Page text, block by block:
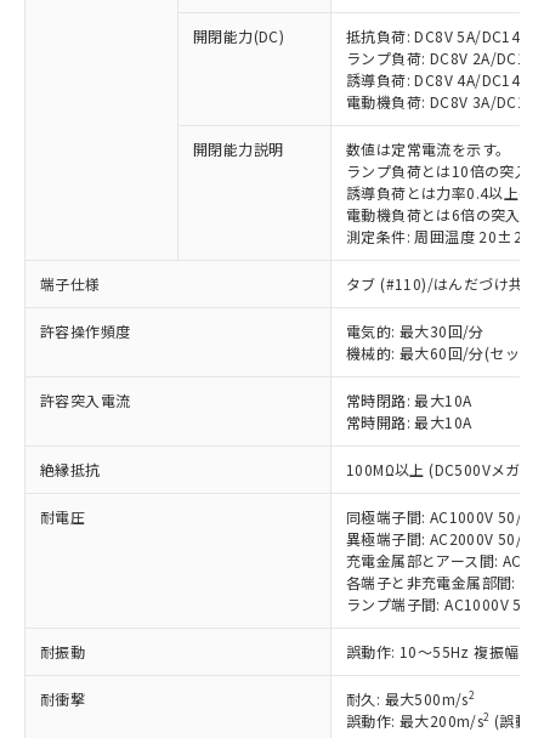
開閉能力(DC)
抵抗負荷: DC8V 5A/DC14V
ランプ負荷: DC8V 2A/
誘導負荷: DC8V 4A/DC14V
電動機負荷: DC8V 3A/
開閉能力説明
数値は定常電流を示す。
ランプ負荷とは10倍の突入
誘導負荷とは力率0.4以上
電動機負荷とは6倍の突入電
測定条件: 周囲温度 20±2℃
端子仕様 タブ (#110)/はんだづけ共用
許容操作頻度
電気的: 最大30回/分
機械的: 最大60回/分(セット
許容突入電流
常時閉路: 最大10A
常時開路: 最大10A
絶縁抵抗 100MΩ以上 (DC500Vメガ)
耐電圧
同極端子間: AC1000V 50/
異極端子間: AC2000V 50/
充電金属部とアース間:
各端子と非充電金属部間:
ランプ端子間: AC1000V
耐振動 誤動作: 10～55Hz 複振幅
耐衝撃 耐久: 最大500m/s2
誤動作: 最大200m/s2 (誤動
ご利用条件
以下の条件をお読みいただき、同意のうえ
本サービスは、当社制御機器事業取扱
商品の当社在庫状況および標準価格
(税抜)を提供させていただくもので
当社制御機器事業取扱商品の中には、
※1 対応状況
対応済み：EU RoHS指令（10物質）の
非含有に対応した製品が提供可能な商品で
対応予定：EU RoHS指令（10物質）の非含
有に対応した製品に切り替える予定のある
対応予定なし：EU RoHS指令（10物質）の
非含有に非対応の商品で、対応品を出す予
調査・確認中：EU RoHS指令（10物質）の
非含有の対応状況を調査中または確認中の
非該当品：ライセンス料など無形物で、有
害物質有無と関係のない商品です。
「○」：最大均質材料含有率が中国RoHSの
基準値以下であることを示します。